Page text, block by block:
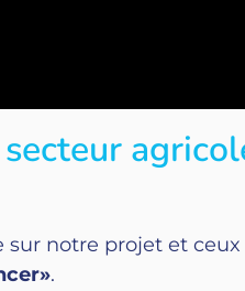
sur notre projet et
.